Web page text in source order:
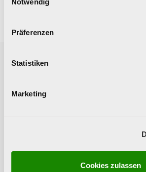
Notwendig
Präferenzen
Statistiken
Marketing
Cookies zulassen